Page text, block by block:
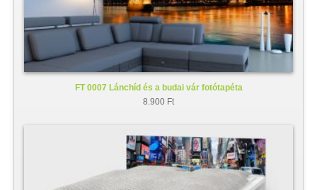
FT 0007 Lánchíd és a budai vár fotótapéta
8.900 Ft